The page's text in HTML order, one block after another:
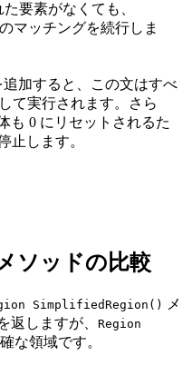
要素がなくても、
マッチングを続行しま
追加すると、この文はすべ
て実行されます。さら
も 0 にリセットされるた
止します。
ソッドの比較
SimplifiedRegion()
メ
返しますが、 Region
な領域です。